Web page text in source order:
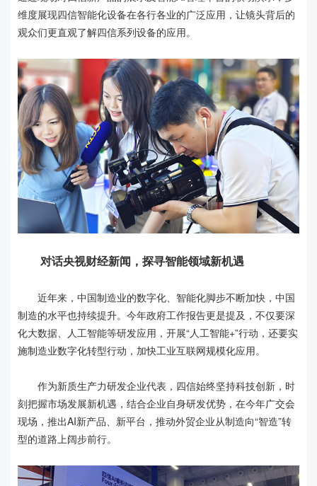
维度展现四信智能化设备在各行各业的广泛应用，让镜头背后的
观众们更直观了解四信系列设备的应用。
对话央视财经新闻，探寻智能领域新机遇
近年来，中国制造业的数字化、智能化脚步不断加快，中国
制造的水平也持续提升。今年政府工作报告更是提及，不仅要深
化大数据、人工智能等研发应用，开展“人工智能+”行动，还要实
施制造业数字化转型行动，加快工业互联网规模化应用。
作为新质生产力研发企业代表，四信始终坚持科技创新，时
刻把握市场发展新机遇，结合企业自身研发优势，在今年广交会
现场，推出AI新产品、新平台，推动外贸企业从制造向“智造”转
型的道路上阔步前行。